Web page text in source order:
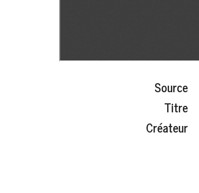
Source
Titre
Créateur